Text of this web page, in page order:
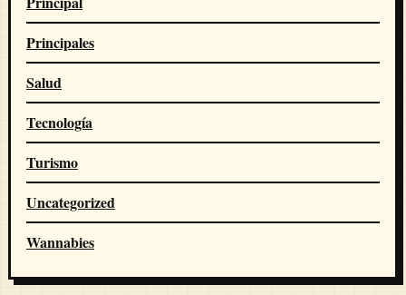
Principales
Salud
Tecnología
Turismo
Uncategorized
Wannabies